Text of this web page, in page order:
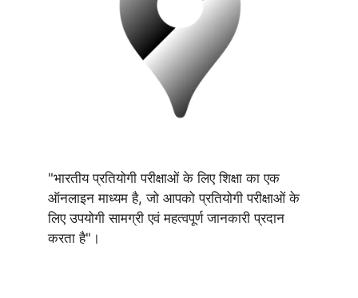
"भारतीय प्रतियोगी परीक्षाओं के लिए शिक्षा का एक
ऑनलाइन माध्यम है, जो आपको प्रतियोगी परीक्षाओं के
लिए उपयोगी सामग्री एवं महत्वपूर्ण जानकारी प्रदान
करता है"।